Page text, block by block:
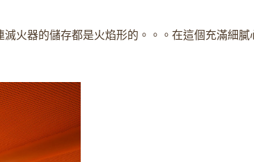
火器的儲存都是火焰形的。。。在這個充滿細膩